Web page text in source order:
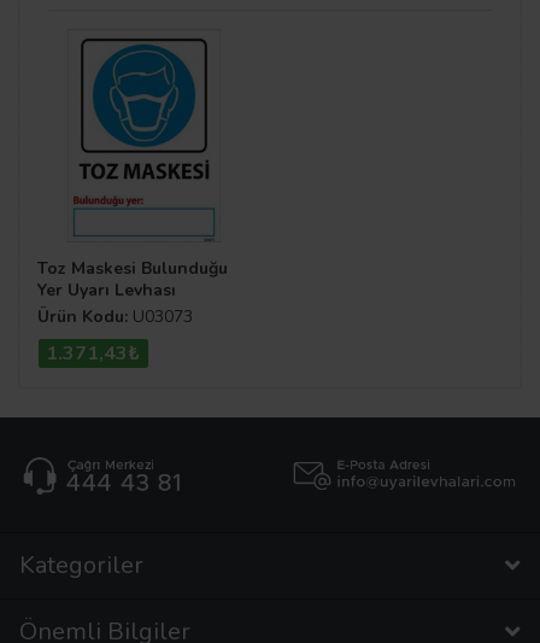
Toz Maskesi Bulunduğu
Yer Uyarı Levhası
Ürün Kodu: U03073
1.371,43₺
Kategoriler
Önemli Bilgiler